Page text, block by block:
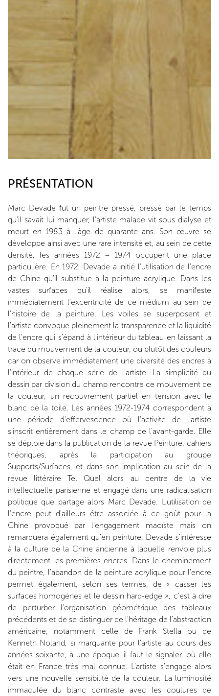
PRÉSENTATION
Marc Devade fut un peintre pressé, pressé par le temps
qu'il savait lui manquer, l'artiste malade vit sous dialyse et
meurt en 1983 à l'âge de quarante ans. Son œuvre se
développe ainsi avec une rare intensité et, au sein de cette
densité, les années 1972 – 1974 occupent une place
particulière. En 1972, Devade a initié l'utilisation de l'encre
de Chine qu'il substitue à la peinture acrylique. Dans les
vastes surfaces qu'il réalise alors, se manifeste
immédiatement l'excentricité de ce médium au sein de
l'histoire de la peinture. Les voiles se superposent et
l'artiste convoque pleinement la transparence et la liquidité
de l'encre qui s'épand à l'intérieur du tableau en laissant la
trace du mouvement de la couleur, ou plutôt des couleurs
car on observe immédiatement une diversité des encres à
l'intérieur de chaque série de l'artiste. La simplicité du
dessin par division du champ rencontre ce mouvement de
la couleur, un recouvrement partiel en tension avec le
blanc de la toile. Les années 1972-1974 correspondent à
une période d'effervescence où l'activité de l'artiste
s'inscrit entièrement dans le champ de l'avant-garde. Elle
se déploie dans la publication de la revue Peinture, cahiers
théoriques, après la participation au groupe
Supports/Surfaces, et dans son implication au sein de la
revue littéraire Tel Quel alors au centre de la vie
intellectuelle parisienne et engagé dans une radicalisation
politique que partage alors Marc Devade. L'utilisation de
l'encre peut d'ailleurs être associée à ce goût pour la
Chine provoqué par l'engagement maoïste mais on
remarquera également qu'en peinture, Devade s'intéresse
à la culture de la Chine ancienne à laquelle renvoie plus
directement les premières encres. Dans le cheminement
du peintre, l'abandon de la peinture acrylique pour l'encre
permet également, selon ses termes, de « casser les
surfaces homogènes et le dessin hard-edge », c'est à dire
de perturber l'organisation géométrique des tableaux
précédents et de se distinguer de l'héritage de l'abstraction
américaine, notamment celle de Frank Stella ou de
Kenneth Noland, si marquante pour l'artiste au cours des
années soixante, à une époque, il faut le signaler, où elle
était en France très mal connue. L'artiste s'engage alors
vers une nouvelle sensibilité de la couleur. La luminosité
immaculée du blanc contraste avec les coulures de